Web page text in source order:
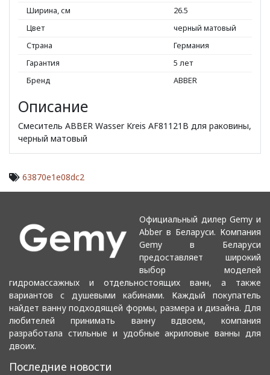
Ширина, см
26.5
Цвет
черный матовый
Страна
Германия
Гарантия
5 лет
Бренд
ABBER
Описание
Смеситель ABBER Wasser Kreis AF81121B для раковины,
черный матовый
63870e1e08dc2
Официальный дилер Gemy и
Abber в Беларуси. Компания
Gemy в Беларуси
предоставляет широкий
выбор моделей
гидромассажных и отдельностоящих ванн, а также
вариантов с душевыми кабинами. Каждый покупатель
найдет ванну подходящей формы, размера и дизайна. Для
любителей принимать ванну вдвоем, компания
разработала стильные и удобные акриловые ванны для
двоих.
Последние новости